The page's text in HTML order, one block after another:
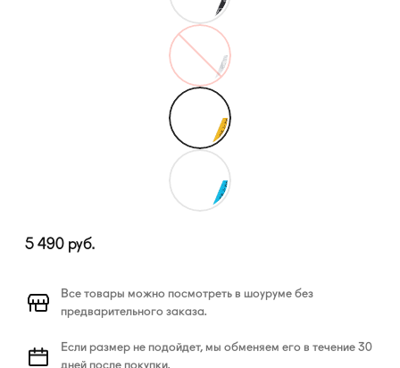
5 490 руб.
Все товары можно посмотреть в шоуруме без
предварительного заказа.
Если размер не подойдет, мы обменяем его в течение 30
дней после покупки.